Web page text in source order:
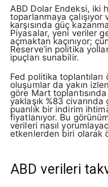
ABD Dolar Endeksi, iki
toparlanmaya
karşısında güç
Piyasalar, yeni veriler
açmaktan kaçınıyor;
Reserve’in politika
ipuçları sunabilir.
Fed politika
oluşumlar da yakın
göre Mart
yaklaşık %83
puanlık bir indirim
fiyatlanıyor. Bu
verileri nasıl
etkenlerden biri olarak
ABD verileri